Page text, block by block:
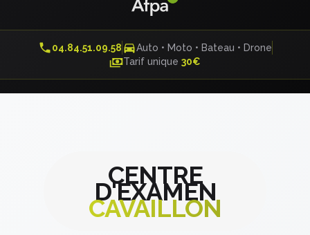
04.84.51.09.58
Auto • Moto • Bateau • Drone
Tarif unique 30€
CENTRE
D'EXAMEN
CAVAILLON